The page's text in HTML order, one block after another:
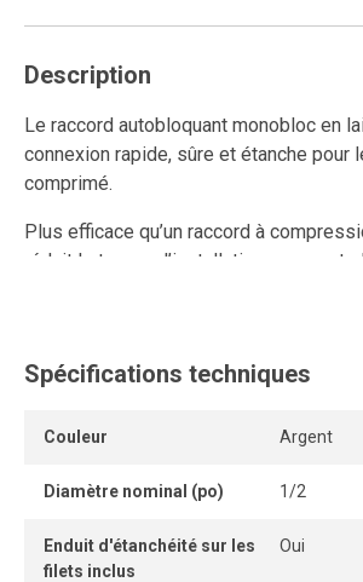
Description
Le raccord autobloquant monobloc en
connexion rapide, sûre et étanche pour
comprimé.
Plus efficace qu’un raccord à
réduit le temps d’installation, augmente
connexions et déconnexions répétées
Son mécanisme autobloquant sans outil
les applications industrielles
Spécifications techniques
Couleur Argent
Diamètre nominal (po) 1/2
Enduit d'étanchéité sur les
filets inclus
Oui